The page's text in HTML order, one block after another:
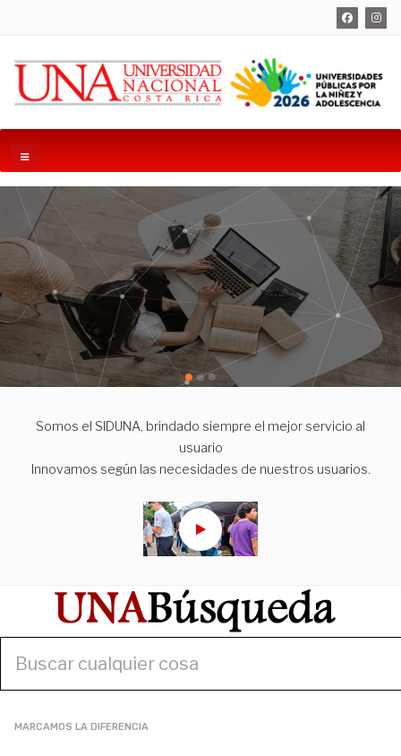
Buscadores de material bibliográfico
UNABÚSQUEDA OPAC
Somos el SIDUNA, brindado siempre el mejor servicio al
usuario
Innovamos según las necesidades de nuestros usuarios.
MARCAMOS LA DIFERENCIA